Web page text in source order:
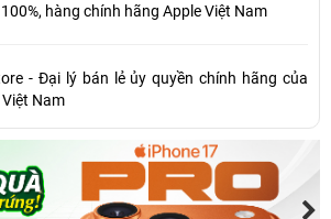
hàng chính hãng Apple Việt Nam
- Đại lý bán lẻ ủy quyền chính hãng của
Nam